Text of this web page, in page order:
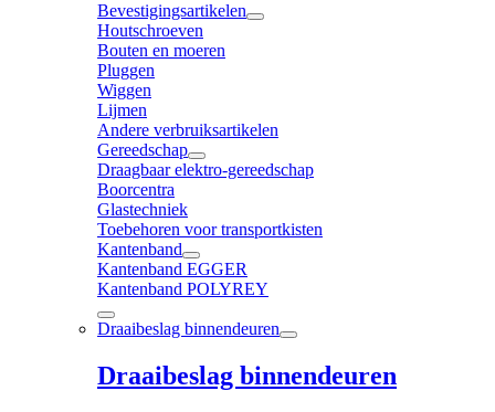
Bevestigingsartikelen
Houtschroeven
Bouten en moeren
Pluggen
Wiggen
Lijmen
Andere verbruiksartikelen
Gereedschap
Draagbaar elektro-gereedschap
Boorcentra
Glastechniek
Toebehoren voor transportkisten
Kantenband
Kantenband EGGER
Kantenband POLYREY
Draaibeslag binnendeuren
Draaibeslag binnendeuren